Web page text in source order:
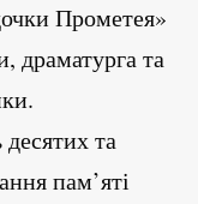
Прометея»
драматурга та
та
пам’яті